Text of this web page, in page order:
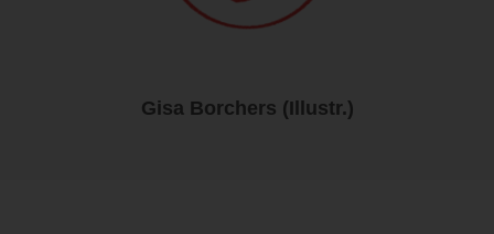
Gisa Borchers (Illustr.)